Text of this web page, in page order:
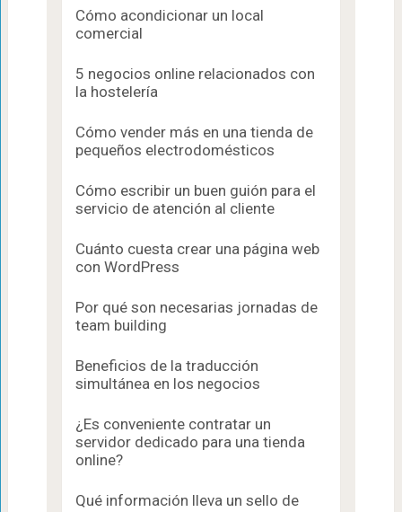
Cómo acondicionar un local
comercial
5 negocios online relacionados con
la hostelería
Cómo vender más en una tienda de
pequeños electrodomésticos
Cómo escribir un buen guión para el
servicio de atención al cliente
Cuánto cuesta crear una página web
con WordPress
Por qué son necesarias jornadas de
team building
Beneficios de la traducción
simultánea en los negocios
¿Es conveniente contratar un
servidor dedicado para una tienda
online?
Qué información lleva un sello de